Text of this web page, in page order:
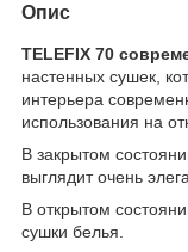
Опис
TELEFIX 70
настенных сушек,
интерьера
использования на
В закрытом
выглядит очень
В открытом
сушки белья.